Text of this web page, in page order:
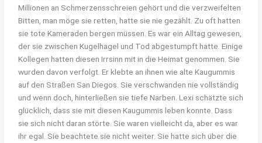
Millionen an Schmerzensschreien gehört und die verzweifelten
Bitten, man möge sie retten, hatte sie nie gezählt. Zu oft hatten
sie tote Kameraden bergen müssen. Es war ein Alltag gewesen,
der sie zwischen Kugelhagel und Tod abgestumpft hatte. Einige
Kollegen hatten diesen Irrsinn mit in die Heimat genommen. Sie
wurden davon verfolgt. Er klebte an ihnen wie alte Kaugummis
auf den Straßen San Diegos. Sie verschwanden nie vollständig
und wenn doch, hinterließen sie tiefe Narben. Lexi schätzte sich
glücklich, dass sie mit diesen Kaugummis leben konnte. Dass
sie sich nicht daran störte. Sie waren vielleicht da, aber es war
ihr egal. Sie beachtete sie nicht weiter. Sie hatte sich über die